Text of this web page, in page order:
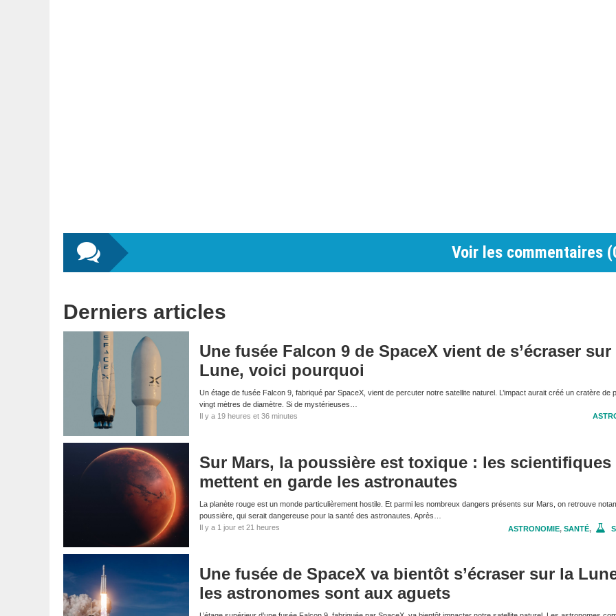
Voir les commentaires (
Derniers articles
Une fusée Falcon 9 de SpaceX vient de s’écraser sur
Lune, voici pourquoi
Un étage de fusée Falcon 9, fabriqué par SpaceX, vient de percuter notre satellite naturel. L’impact aurait créé un cratère de
vingt mètres de diamètre. Si de mystérieuses…
Il y a 19 heures et 36 minutes
Sur Mars, la poussière est toxique : les scientifiques
mettent en garde les astronautes
La planète rouge est un monde particulièrement hostile. Et parmi les nombreux dangers présents sur Mars, on retrouve
poussière, qui serait dangereuse pour la santé des astronautes. Après…
Il y a 1 jour et 21 heures
ASTRONOMIE, SANTÉ,
Une fusée de SpaceX va bientôt s’écraser sur la
les astronomes sont aux aguets